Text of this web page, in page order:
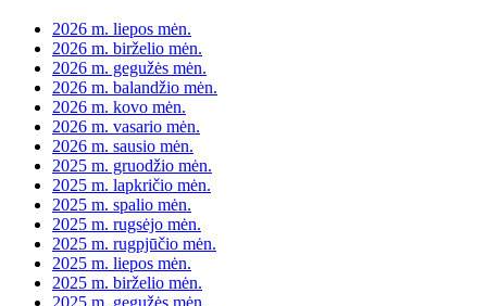
2026 m. liepos mėn.
2026 m. birželio mėn.
2026 m. gegužės mėn.
2026 m. balandžio mėn.
2026 m. kovo mėn.
2026 m. vasario mėn.
2026 m. sausio mėn.
2025 m. gruodžio mėn.
2025 m. lapkričio mėn.
2025 m. spalio mėn.
2025 m. rugsėjo mėn.
2025 m. rugpjūčio mėn.
2025 m. liepos mėn.
2025 m. birželio mėn.
2025 m. gegužės mėn.